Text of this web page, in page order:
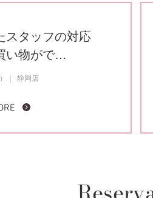
スタッフの対応
い物がで…
静岡店